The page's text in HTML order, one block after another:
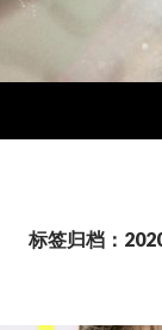
标签归档：